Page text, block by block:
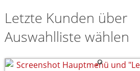
Letzte Kunden über
Auswahlliste wählen